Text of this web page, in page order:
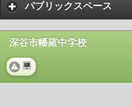
パブリックスペース
深谷市幡羅中学校